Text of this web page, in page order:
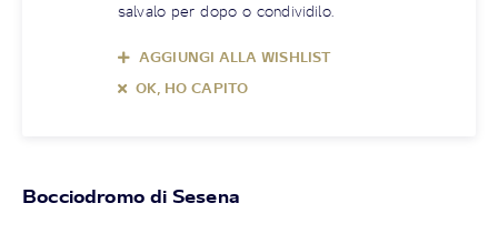
salvalo per dopo o condividilo.
AGGIUNGI ALLA WISHLIST
OK, HO CAPITO
Bocciodromo di Sesena